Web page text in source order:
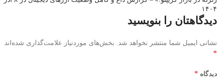
۱۴۰۴
دیدگاهتان را بنویسید
نشانی ایمیل شما منتشر نخواهد شد. بخش‌های موردنیاز علامت‌گذاری شده‌اند
*
دیدگاه *